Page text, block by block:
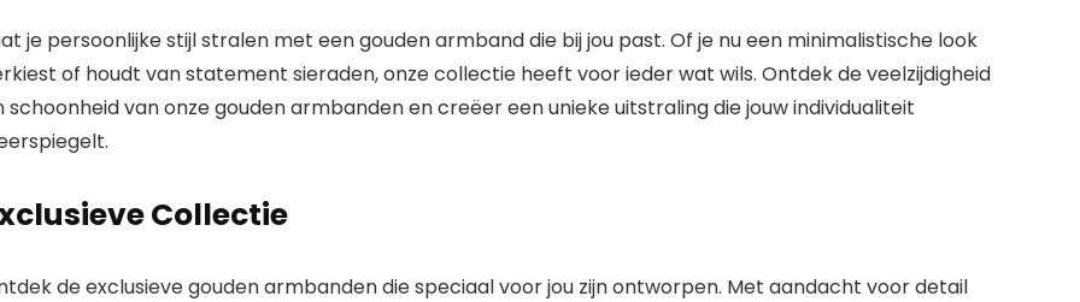
je persoonlijke stijl stralen met een gouden armband die bij jou past. Of je nu een minimalistische look
of houdt van statement sieraden, onze collectie heeft voor ieder wat wils. Ontdek de veelzijdigheid
schoonheid van onze gouden armbanden en creëer een unieke uitstraling die jouw individualiteit
Collectie
de exclusieve gouden armbanden die speciaal voor jou zijn ontworpen. Met aandacht voor detail